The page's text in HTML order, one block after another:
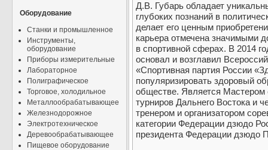
Оборудование
Станки и промышленное
Инструменты,
оборудование
Приборы измерительные
Лабораторное
Полиграфическое
Торговое, холодильное
Металлообрабатывающее
Железнодорожное
Электротехническое
Деревообрабатывающее
Пищевое оборудование
Д.В. Губарь обладает
глубоких познаний в
делает его ценным
карьера отмечена значимыми
в спортивной сферах. В 2014
основал и возглавил
«Спортивная партия России
популяризировать здоровый
обществе. Является Мастером
турниров Дальнего Востока и
тренером и организатором
категории Федерации дзюдо
президента Федерации дзюдо